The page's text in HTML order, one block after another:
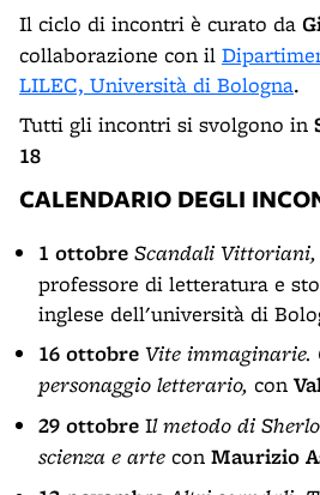
Il ciclo di incontri è curato da
collaborazione con il
LILEC, Università di Bologna.
Tutti gli incontri si svolgono in
18
CALENDARIO DEGLI
1 ottobre Scandali Vittoriani,
professore di letteratura e
inglese dell'università di
16 ottobre Vite immaginarie.
personaggio letterario, con
29 ottobre Il metodo di
scienza e arte con Maurizio